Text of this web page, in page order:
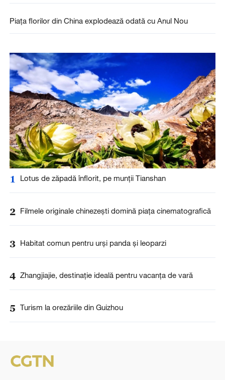
Piața florilor din China explodează odată cu Anul Nou
1 Lotus de zăpadă înflorit, pe munții Tianshan
2 Filmele originale chinezești domină piața cinematografică
3 Habitat comun pentru urși panda și leoparzi
4 Zhangjiajie, destinație ideală pentru vacanța de vară
5 Turism la orezăriile din Guizhou